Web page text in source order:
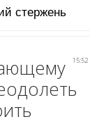
стержень
15:52